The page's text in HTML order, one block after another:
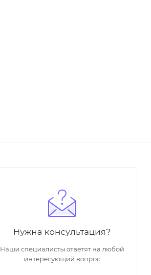
Нужна консультация?
Наши специалисты ответят на любой
интересующий вопрос